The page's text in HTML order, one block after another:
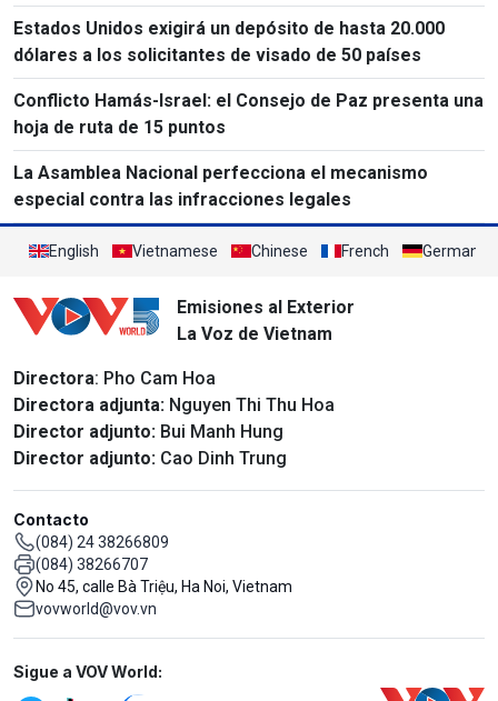
Estados Unidos exigirá un depósito de hasta 20.000
dólares a los solicitantes de visado de 50 países
Conflicto Hamás-Israel: el Consejo de Paz presenta una
hoja de ruta de 15 puntos
La Asamblea Nacional perfecciona el mecanismo
especial contra las infracciones legales
English Vietnamese Chinese French German
Emisiones al Exterior
La Voz de Vietnam
Directora: Pho Cam Hoa
Directora adjunta: Nguyen Thi Thu Hoa
Director adjunto: Bui Manh Hung
Director adjunto: Cao Dinh Trung
Contacto
(084) 24 38266809
(084) 38266707
No 45, calle Bà Triệu, Ha Noi, Vietnam
vovworld@vov.vn
Mạng xã hội
Sigue a VOV World: